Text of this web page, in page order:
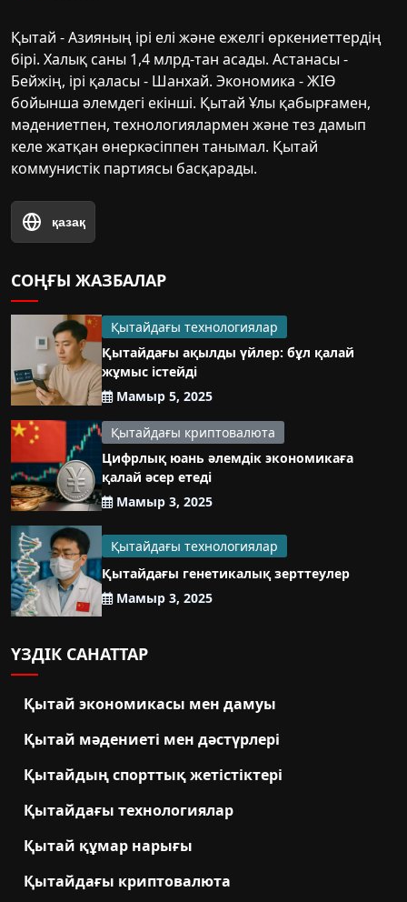
Қытай - Азияның ірі елі және ежелгі өркениеттердің
бірі. Халық саны 1,4 млрд-тан асады. Астанасы -
Бейжің, ірі қаласы - Шанхай. Экономика - ЖІӨ
бойынша әлемдегі екінші. Қытай Ұлы қабырғамен,
мәдениетпен, технологиялармен және тез дамып
келе жатқан өнеркәсіппен танымал. Қытай
коммунистік партиясы басқарады.
қазақ
СОҢҒЫ ЖАЗБАЛАР
Қытайдағы технологиялар
Қытайдағы ақылды үйлер: бұл қалай
жұмыс істейді
Мамыр 5, 2025
Қытайдағы криптовалюта
Цифрлық юань әлемдік экономикаға
қалай әсер етеді
Мамыр 3, 2025
Қытайдағы технологиялар
Қытайдағы генетикалық зерттеулер
Мамыр 3, 2025
ҮЗДІК САНАТТАР
Қытай экономикасы мен дамуы
Қытай мәдениеті мен дәстүрлері
Қытайдың спорттық жетістіктері
Қытайдағы технологиялар
Қытай құмар нарығы
Қытайдағы криптовалюта